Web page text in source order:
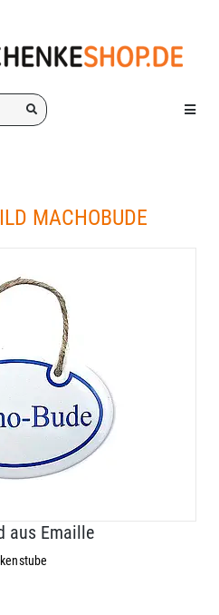
Menü
MACHOBUDE
aus Emaille